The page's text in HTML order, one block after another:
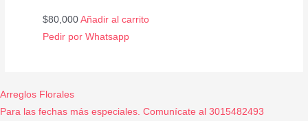
$80,000 Añadir al carrito
Pedir por Whatsapp
Arreglos Florales
Para las fechas más especiales. Comunícate al 3015482493